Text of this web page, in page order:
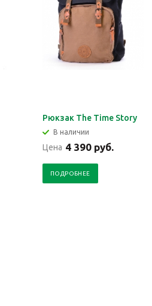
Рюкзак The Time Story
В наличии
Цена 4 390 руб.
ПОДРОБНЕЕ